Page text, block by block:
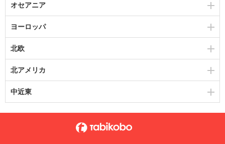
オセアニア
ヨーロッパ
北欧
北アメリカ
中近東